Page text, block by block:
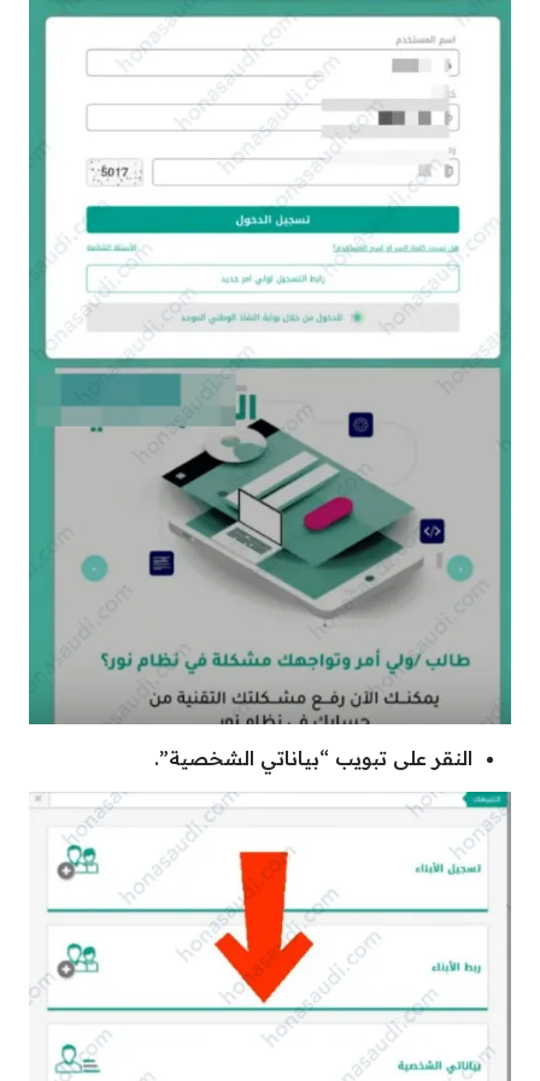
النقر على تبويب “بياناتي الشخصية”.